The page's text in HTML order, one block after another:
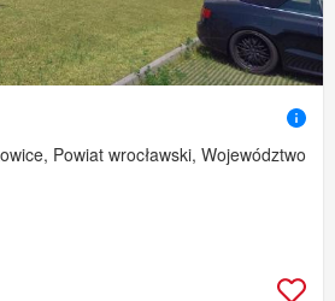
Powiat wrocławski, Województwo